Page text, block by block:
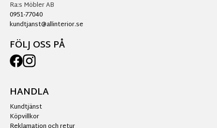
Ra:s Möbler AB
0951-77040
kundtjanst@allinterior.se
FÖLJ OSS PÅ
HANDLA
Kundtjänst
Köpvillkor